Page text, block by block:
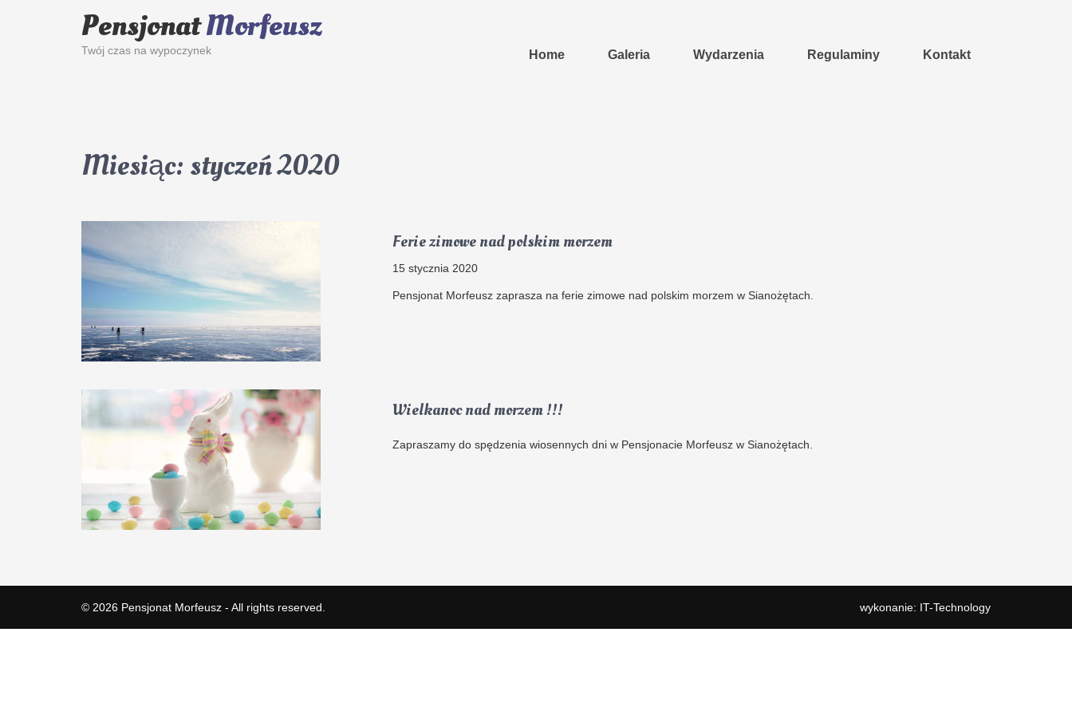
PensjonatMorfeusz
Twój czas na wypoczynek Home Galeria Wydarzenia Regulaminy Kontakt
Miesiąc: styczeń 2020
Ferie zimowe nad polskim morzem
15 stycznia 2020
Pensjonat Morfeusz zaprasza na ferie zimowe nad polskim morzem w Sianożętach.
Wielkanoc nad morzem !!!
Zapraszamy do spędzenia wiosennych dni w Pensjonacie Morfeusz w Sianożętach.
© 2026 Pensjonat Morfeusz - All rights reserved. wykonanie: IT-Technology